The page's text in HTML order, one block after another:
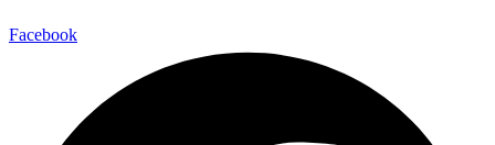
Facebook